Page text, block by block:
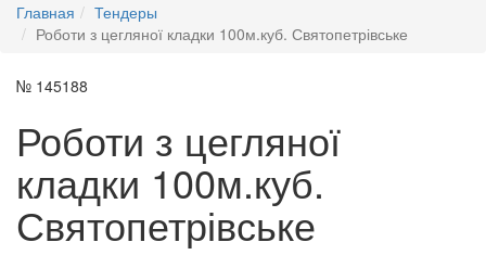
Главная
Тендеры
Роботи з цегляної кладки 100м.куб. Святопетрівське
№ 145188
Роботи з цегляної
кладки 100м.куб.
Святопетрівське